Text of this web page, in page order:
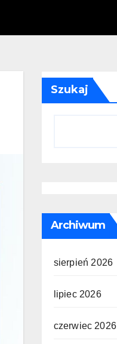
Szukaj
Archiwum
sierpień 2026
lipiec 2026
czerwiec 2026